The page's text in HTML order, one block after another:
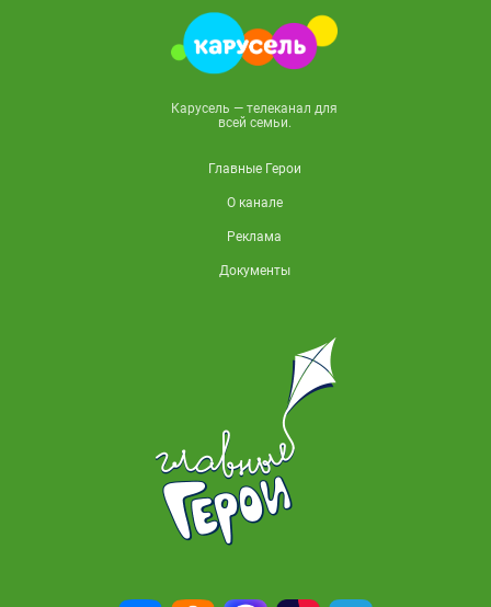
Карусель — телеканал для
всей семьи.
Главные Герои
О канале
Реклама
Документы